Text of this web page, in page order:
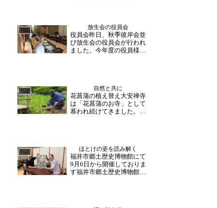
日誌 放生会の役員会
役員会昨日、秋季彼岸会並
び放生会の役員会が行われ
ました。今年度の役員様方
が始まってからの変更点な
どを確認されました。この
度はお忙しい中、ありが
と...
日誌 自然と共に
花菖蒲の植え替え大安禅寺
は「花菖蒲のお寺」として
慕われ続けてきました。数
で恒例の花菖蒲祭は二年間
中止してきていますが、今
年は「華展」なども企画
し、...
日誌 ほとけの姿を読み解く
福井市郷土歴史博物館にて
9月6日から開催しておりま
す福井市郷土歴史博物館に